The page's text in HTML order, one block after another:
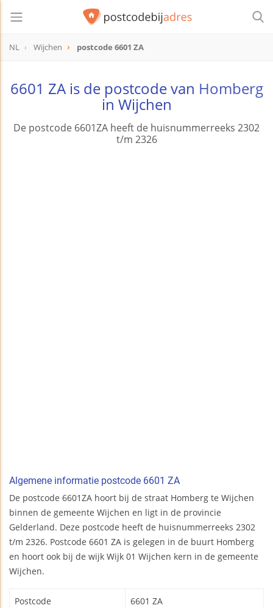
NL Wijchen postcode 6601 ZA
6601 ZA is de postcode van Homberg
in Wijchen
De postcode 6601ZA heeft de huisnummerreeks 2302
t/m 2326
Algemene informatie postcode 6601 ZA
De postcode 6601ZA hoort bij de straat Homberg te Wijchen
binnen de gemeente Wijchen en ligt in de provincie
Gelderland. Deze postcode heeft de huisnummerreeks 2302
t/m 2326. Postcode 6601 ZA is gelegen in de buurt Homberg
en hoort ook bij de wijk Wijk 01 Wijchen kern in de gemeente
Wijchen.
Postcode 6601 ZA